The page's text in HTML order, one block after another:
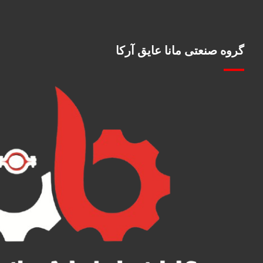
گروه صنعتی مانا عایق آرکا